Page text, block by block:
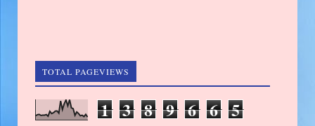
TOTAL PAGEVIEWS
1 3 8 9 6 6 5